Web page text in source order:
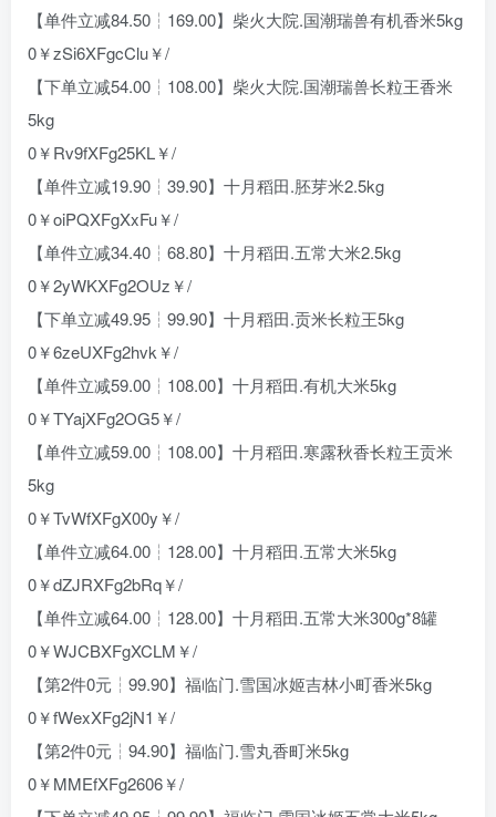
【单件立减84.50┆169.00】柴火大院.国潮瑞兽有机香米5kg
0￥zSi6XFgcClu￥/
【下单立减54.00┆108.00】柴火大院.国潮瑞兽长粒王香米
5kg
0￥Rv9fXFg25KL￥/
【单件立减19.90┆39.90】十月稻田.胚芽米2.5kg
0￥oiPQXFgXxFu￥/
【单件立减34.40┆68.80】十月稻田.五常大米2.5kg
0￥2yWKXFg2OUz￥/
【下单立减49.95┆99.90】十月稻田.贡米长粒王5kg
0￥6zeUXFg2hvk￥/
【单件立减59.00┆108.00】十月稻田.有机大米5kg
0￥TYajXFg2OG5￥/
【单件立减59.00┆108.00】十月稻田.寒露秋香长粒王贡米
5kg
0￥TvWfXFgX00y￥/
【单件立减64.00┆128.00】十月稻田.五常大米5kg
0￥dZJRXFg2bRq￥/
【单件立减64.00┆128.00】十月稻田.五常大米300g*8罐
0￥WJCBXFgXCLM￥/
【第2件0元┆99.90】福临门.雪国冰姬吉林小町香米5kg
0￥fWexXFg2jN1￥/
【第2件0元┆94.90】福临门.雪丸香町米5kg
0￥MMEfXFg2606￥/